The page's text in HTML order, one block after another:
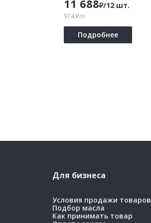
11 688₽/12 шт.
974 ₽/л
Подробнее
Для бизнеса
Условия продажи товаров
Подбор масла
Как принимать товар